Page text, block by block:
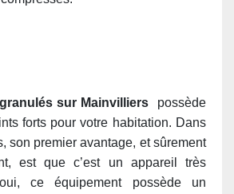
sur Mainvilliers
possède
forts pour votre habitation. Dans
son premier avantage, et sûrement
est que c’est un appareil très
ce équipement possède un